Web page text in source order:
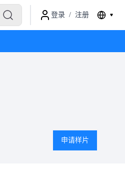
登录 / 注册
申请样片